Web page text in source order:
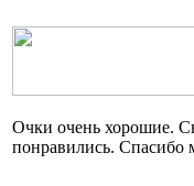
Очки очень хорошие.
понравились. Спасибо